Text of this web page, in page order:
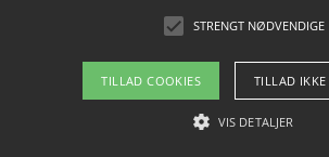
Copyright 2026 - Pilanto
Om / kontakt
STRENGT NØDVENDIGE
TILLAD COOKIES TILLAD IKKE
VIS DETALJER